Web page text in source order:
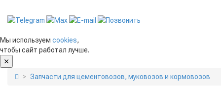
Мы используем cookies,
чтобы сайт работал лучше.
Запчасти для цементовозов, муковозов и кормовозов